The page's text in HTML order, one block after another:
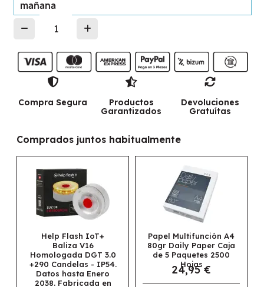
mañana
Compra Segura
Productos
Garantizados
Devoluciones
Gratuítas
Comprados juntos habitualmente
Help Flash IoT+
Baliza V16
Homologada DGT 3.0
+290 Candelas - IP54.
Datos hasta Enero
2038. Fabricada en
Papel Multifunción A4
80gr Daily Paper Caja
de 5 Paquetes 2500
Hojas
24,95 €